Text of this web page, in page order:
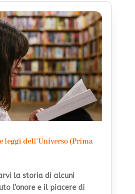
leggi dell’Universo (Prima
la storia di alcuni
l’onore e il piacere di